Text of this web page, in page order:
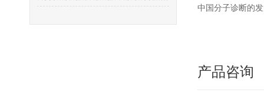
中国分子诊断的
产品咨询